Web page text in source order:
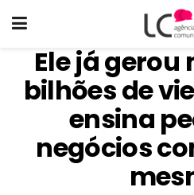
Ele já gerou
bilhões de
ensina
negócios